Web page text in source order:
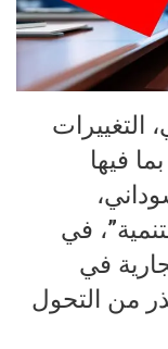
التغييرات
فيها
في
في
من التحول